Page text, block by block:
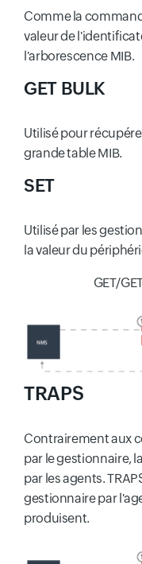
Comme la
valeur de
l'arborescence MIB.
GET BULK
Utilisé pour
grande table MIB.
SET
Utilisé par les
la valeur du
GET/
TRAPS
Contrairement aux
par le gestionnaire,
par les agents.
gestionnaire par
produisent.